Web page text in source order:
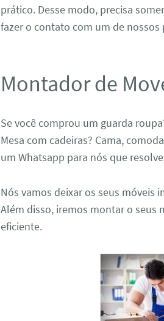
prático. Desse modo, precisa
fazer o contato com um de nossos
Montador de
Se você comprou um guarda
Mesa com cadeiras? Cama,
um Whatsapp para nós que
Nós vamos deixar os seus móveis
Além disso, iremos montar o seus
eficiente.